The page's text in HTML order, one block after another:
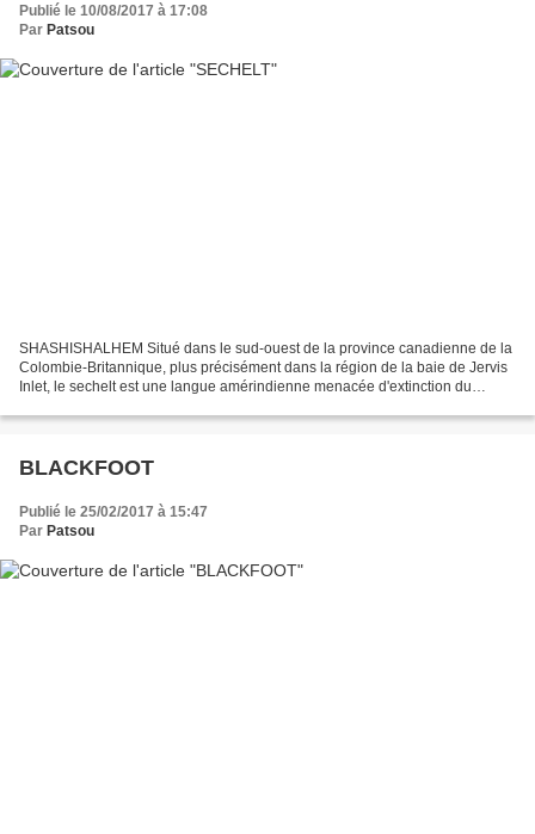
Publié le 10/08/2017 à 17:08
Par Patsou
SHASHISHALHEM Situé dans le sud-ouest de la province canadienne de la
Colombie-Britannique, plus précisément dans la région de la baie de Jervis
Inlet, le sechelt est une langue amérindienne menacée d'extinction du
BLACKFOOT
Publié le 25/02/2017 à 15:47
Par Patsou